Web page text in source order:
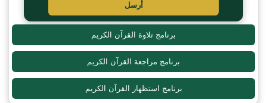
أرسل
برنامج تلاوة القرآن الكريم
برنامج مراجعة القرآن الكريم
برنامج استظهار القرآن الكريم